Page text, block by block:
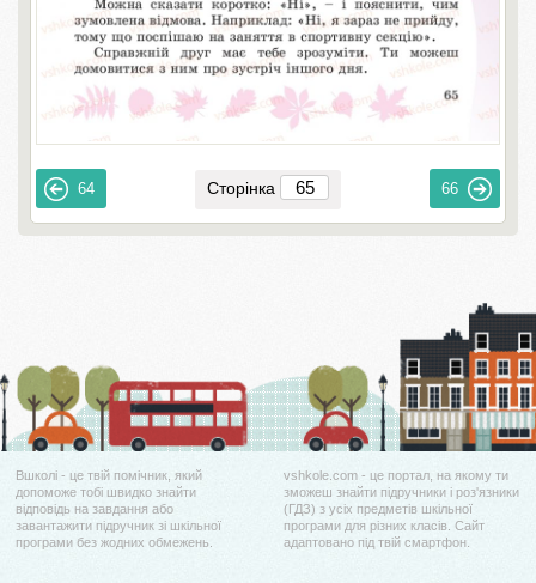
64 Сторінка 66
Вшколі - це твій помічник, який
допоможе тобі швидко знайти
відповідь на завдання або
завантажити підручник зі шкільної
програми без жодних обмежень.
vshkole.com - це портал, на якому ти
зможеш знайти підручники і роз'язники
(ГДЗ) з усіх предметів шкільної
програми для різних класів. Сайт
адаптовано під твій смартфон.